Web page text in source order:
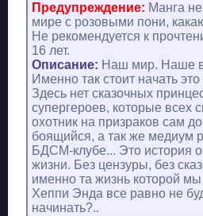
Предупреждение: Манга
мире с розовыми пони,
Не рекомендуется к
16 лет.
Описание: Наш мир. Наше
Именно так стоит начать
Здесь нет сказочных
супергероев, которые всех
охотник на призраков сам
боящийся, а так же медиум
БДСМ-клубе... Это история
жизни. Без цензуры, без
именно та жизнь которой
Хеппи Энда все равно не
начинать?..